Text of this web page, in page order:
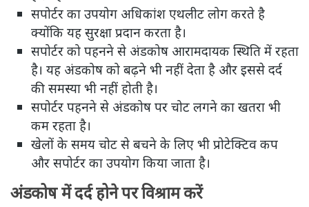
सपोर्टर का उपयोग अधिकांश एथलीट लोग करते है
क्योंकि यह सुरक्षा प्रदान करता है।
सपोर्टर को पहनने से अंडकोष आरामदायक स्थिति में रहता
है। यह अंडकोष को बढ़ने भी नहीं देता है और इससे दर्द
की समस्या भी नहीं होती है।
सपोर्टर पहनने से अंडकोष पर चोट लगने का खतरा भी
कम रहता है।
खेलों के समय चोट से बचने के लिए भी प्रोटेक्टिव कप
और सपोर्टर का उपयोग किया जाता है।
अंडकोष में दर्द होने पर विश्राम करें